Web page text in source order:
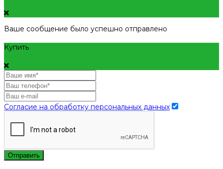
Ваше сообщение было успешно отправлено
Купить
Согласие на обработку персональных данных
Отправить